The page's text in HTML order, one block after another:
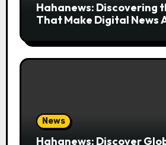
Hahanews: Discovering
That Make Digital News
News
Hahanews: Discover